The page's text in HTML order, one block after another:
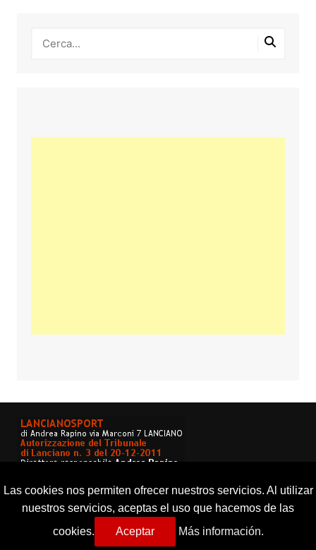
Copyright © 2026 Lancianosport. Tutti i diritti riservati.
Las cookies nos permiten ofrecer nuestros servicios. Al utilizar
nuestros servicios, aceptas el uso que hacemos de las
cookies.
Aceptar Más información.